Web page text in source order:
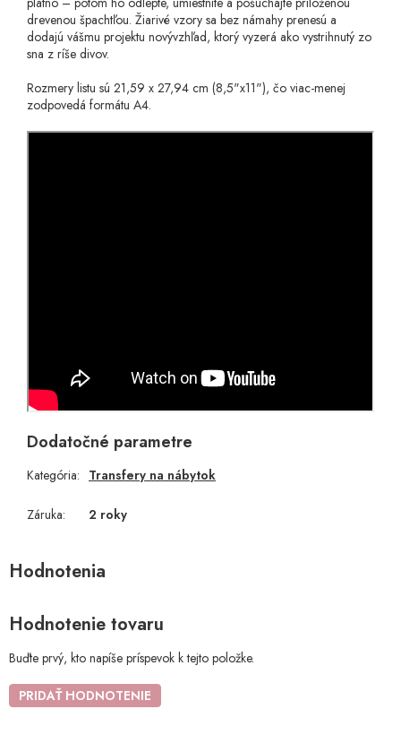
drevenou špachtľou. Žiarivé vzory sa bez námahy prenesú a
dodajú vášmu projektu novývzhľad, ktorý vyzerá ako vystrihnutý zo
sna z ríše divov.
Rozmery listu sú 21,59 x 27,94 cm (8,5"x11"), čo viac-menej
zodpovedá formátu A4.
Dodatočné parametre
Kategória: Transfery na nábytok
Záruka: 2 roky
Hodnotenie tovaru
Buďte prvý, kto napíše príspevok k tejto položke.
PRIDAŤ HODNOTENIE